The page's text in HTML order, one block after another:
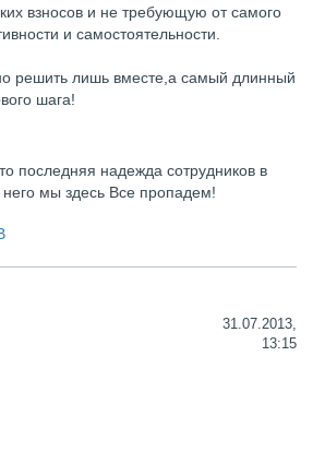
взносов и не требующую от самого
и самостоятельности.
решить лишь вместе,а самый длинный
шага!
последняя надежда сотрудников в
мы здесь Все пропадем!
31.07.2013,
13:15